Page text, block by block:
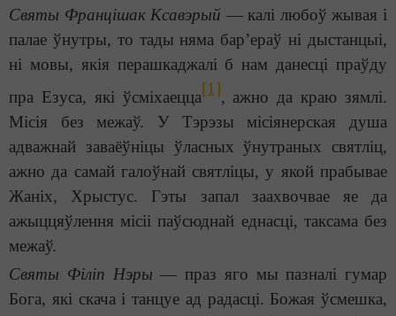
Святы Францішак Ксавэрый — калі любоў жывая і
палае ўнутры, то тады няма бар’ераў ні дыстанцыі,
ні мовы, якія перашкаджалі б нам данесці праўду
пра Езуса, які ўсміхаецца[1], ажно да краю зямлі.
Місія без межаў. У Тэрэзы місіянерская душа
адважнай заваёўніцы ўласных ўнутраных святліц,
ажно да самай галоўнай святліцы, у якой прабывае
Жаніх, Хрыстус. Гэты запал заахвочвае яе да
ажыццяўлення місіі паўсюднай еднасці, таксама без
межаў.
Святы Філіп Нэры — праз яго мы пазналі гумар
Бога, які скача і танцуе ад радасці. Божая ўсмешка,